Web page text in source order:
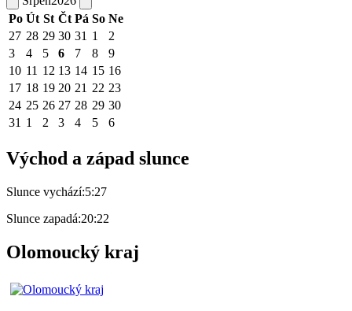
Po Út St Čt Pá So Ne
27 28 29 30 31 1
2
3
4 5 6 7 8
9
10 11 12 13 14 15 16
17 18 19 20 21 22 23
24 25 26 27 28 29 30
31 1 2 3 4 5 6
Východ a západ slunce
Slunce vychází:5:27
Slunce zapadá:20:22
Olomoucký kraj